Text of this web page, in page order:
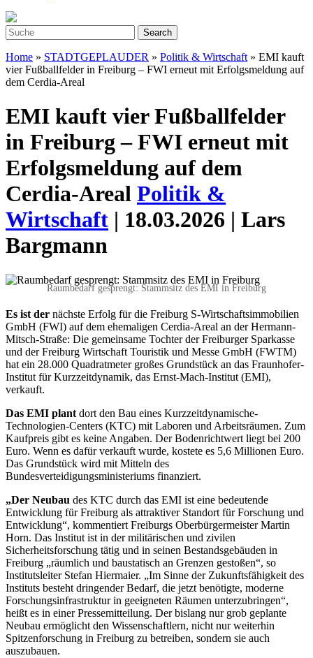
Home » STADTGEPLAUDER » Politik & Wirtschaft » EMI kauft
vier Fußballfelder in Freiburg – FWI erneut mit Erfolgsmeldung auf
dem Cerdia-Areal
EMI kauft vier Fußballfelder
in Freiburg – FWI erneut mit
Erfolgsmeldung auf dem
Cerdia-Areal Politik &
Wirtschaft | 18.03.2026 | Lars
Bargmann
Raumbedarf gesprengt: Stammsitz des EMI in Freiburg
Es ist der nächste Erfolg für die Freiburg S-Wirtschaftsimmobilien
GmbH (FWI) auf dem ehemaligen Cerdia-Areal an der Hermann-
Mitsch-Straße: Die gemeinsame Tochter der Freiburger Sparkasse
und der Freiburg Wirtschaft Touristik und Messe GmbH (FWTM)
hat ein 28.000 Quadratmeter großes Grundstück an das Fraunhofer-
Institut für Kurzzeitdynamik, das Ernst-Mach-Institut (EMI),
verkauft.
Das EMI plant dort den Bau eines Kurzzeitdynamische-­
Technologien-Centers (KTC) mit Laboren und Arbeitsräumen. Zum
Kaufpreis gibt es keine Angaben. DerBodenrichtwert liegt bei 200
Euro. Wenn es dafür verkauft wurde, kostete es 5,6 Millionen Euro.
Das Grundstück wird mit Mitteln des
Bundesverteidigungsministeriums finanziert.
„Der Neubau des KTC durch das EMI ist eine bedeutende
Entwicklung für Freiburg als attraktiver Standort für Forschung und
Entwicklung“, kommentiert Freiburgs Oberbürgermeister Martin
Horn. Das Institut ist in der militärischen und zivilen
Sicherheitsforschung tätig und in seinen Bestandsgebäuden in
Freiburg „räumlich und baustatisch an Grenzen gestoßen“, so
Institutsleiter Stefan Hiermaier. „Im Sinne der Zukunftsfähigkeit des
Instituts besteht dringender Bedarf, die jetzt benötigte, moderne
Forschungsinfrastruktur in geeigneten Räumen unterzubringen“,
heißt es in einer Pressemitteilung. Der bislang nur grob geplante
Neubau ermöglicht den Wissenschaftlern, nicht nur weiterhin
Spitzenforschung in Freiburg zu betreiben, sondern sie auch
auszubauen.